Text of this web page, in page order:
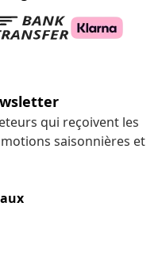
qui reçoivent les
saisonnières et